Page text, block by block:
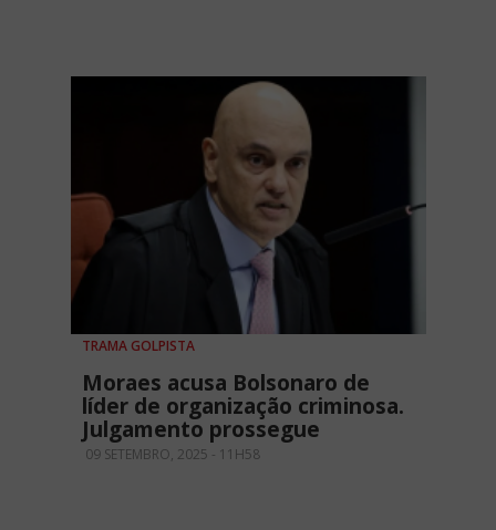
TRAMA GOLPISTA
Moraes acusa Bolsonaro de
líder de organização criminosa.
Julgamento prossegue
09 SETEMBRO, 2025 - 11H58